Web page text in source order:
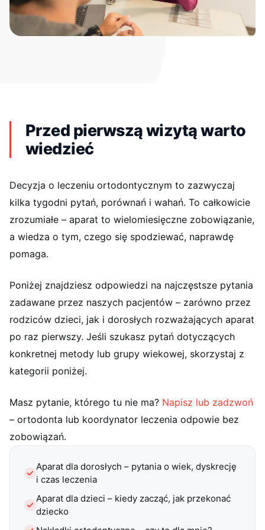
Przed pierwszą wizytą warto
wiedzieć
Decyzja o leczeniu ortodontycznym to zazwyczaj
kilka tygodni pytań, porównań i wahań. To całkowicie
zrozumiałe – aparat to wielomiesięczne zobowiązanie,
a wiedza o tym, czego się spodziewać, naprawdę
pomaga.
Poniżej znajdziesz odpowiedzi na najczęstsze pytania
zadawane przez naszych pacjentów – zarówno przez
rodziców dzieci, jak i dorosłych rozważających aparat
po raz pierwszy. Jeśli szukasz pytań dotyczących
konkretnej metody lub grupy wiekowej, skorzystaj z
kategorii poniżej.
Masz pytanie, którego tu nie ma? Napisz lub zadzwoń
– ortodonta lub koordynator leczenia odpowie bez
zobowiązań.
Aparat dla dorosłych – pytania o wiek, dyskrecję
i czas leczenia
Aparat dla dzieci – kiedy zacząć, jak przekonać
dziecko
Dominik
styczeń 2026
ZnanyLekarz
Bardzo miło i szczegółowo. Konkretna odpowiedź, konkretne
kwoty i jak najszybsze rozpoczęcie leczenia
ZnanyLekarz
Leczenie skuteczne. Miła i rzeczowa obsługa. Polecam
B styczeń 2026
A Alesia Paulovich
grudzień 2025
ZnanyLekarz
Jestem bardzo zadowolona z wizyty. Lekarz był miły, cierpliwy
i wszystko dokładnie wyjaśnił. Moje dziecko czuło się
atmosferze. Zdecydowanie polecam.
D Dorota
grudzień 2025
ZnanyLekarz
Potrzebowałam konsultacji ortodontycznej dla córki. Pani
szczegółowo zbadała córkę, wyjaśniła i przekazała plan
działania. Polecam!
K Katarzyna
listopad 2025
ZnanyLekarz